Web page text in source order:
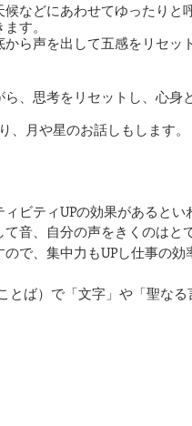
などにあわせてゆったりと
す。
ら声を出して五感をリセッ
、思考をリセットし、心身
月や星のお話しもします。
ビティUPの効果があるとい
音、自分の声をきくのはと
で、集中力もUPし仕事の効
ば）で「文字」や「聖なる